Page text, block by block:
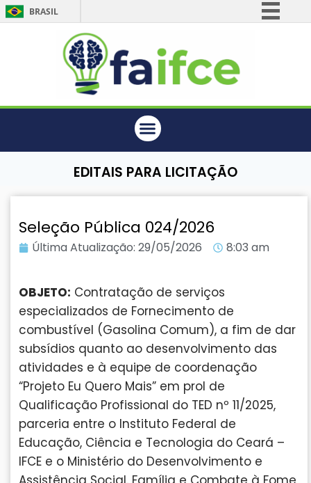
BRASIL
Participe
EDITAIS PARA LICITAÇÃO
Seleção Pública 024/2026
Última Atualização: 29/05/2026 8:03 am
OBJETO: Contratação de serviços
especializados de Fornecimento de
combustível (Gasolina Comum), a fim de dar
subsídios quanto ao desenvolvimento das
atividades e à equipe de coordenação
“Projeto Eu Quero Mais” em prol de
Qualificação Profissional do TED nº 11/2025,
parceria entre o Instituto Federal de
Educação, Ciência e Tecnologia do Ceará –
IFCE e o Ministério do Desenvolvimento e